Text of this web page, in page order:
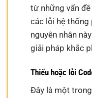
từ những vấn
các lỗi hệ thống
nguyên nhân
giải pháp khắc
Thiếu hoặc lỗi
Đây là một